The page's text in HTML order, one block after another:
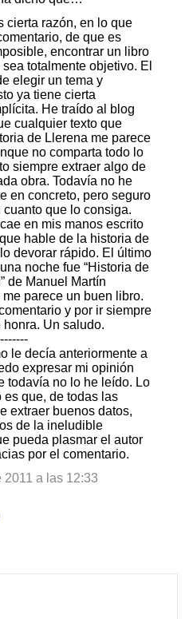
cierta razón, en lo que
de que es
encontrar un libro
totalmente objetivo. El
elegir un tema y
ya tiene cierta
He traído al blog
cualquier texto que
de Llerena me parece
no comparta todo lo
siempre extraer algo de
obra. Todavía no he
en concreto, pero seguro
que lo consiga.
en mis manos escrito
hable de la historia de
devorar rápido. El último
noche fue “Historia de
de Manuel Martín
parece un buen libro.
y por ir siempre
honra. Un saludo.
le decía anteriormente a
expresar mi opinión
todavía no lo he leído. Lo
es que, de todas las
extraer buenos datos,
de la ineludible
pueda plasmar el autor
por el comentario.
2011 a las 12:33